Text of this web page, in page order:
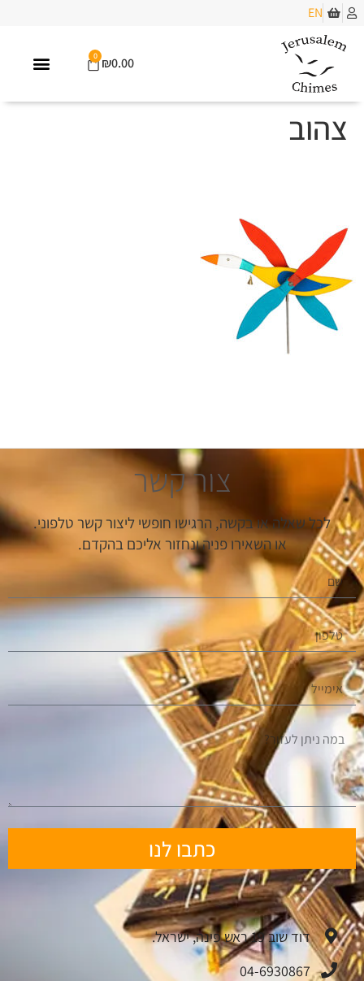
EN
₪0.00
0
צהוב
צור קשר
לכל שאלה או בקשה, הרגישו חופשי ליצור קשר טלפוני.
או השאירו פניה ונחזור אליכם בהקדם.
כתבו לנו
דוד שוב 19 ראש פינה, ישראל.
04-6930867